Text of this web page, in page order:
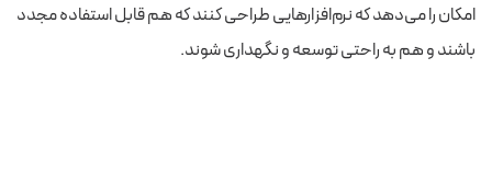
امکان را می‌دهد که نرم‌افزارهایی طراحی کنند که هم قابل استفاده مجدد
باشند و هم به راحتی توسعه و نگهداری شوند.